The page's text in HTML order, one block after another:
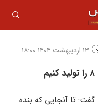
۱۳ اردیبهشت ۱۴۰۴ ۱۸:۰۰
تا آنجایی که بنده